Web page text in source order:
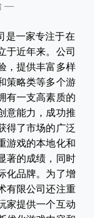
—
是一家专注于在
于近年来。公司
，提供丰富多样
策略类等多个游
有一支高素质的
意能力，成功推
得了市场的广泛
游戏的本地化和
著的成绩，同时
化品牌。为了增
有限公司还注重
家提供一个互动